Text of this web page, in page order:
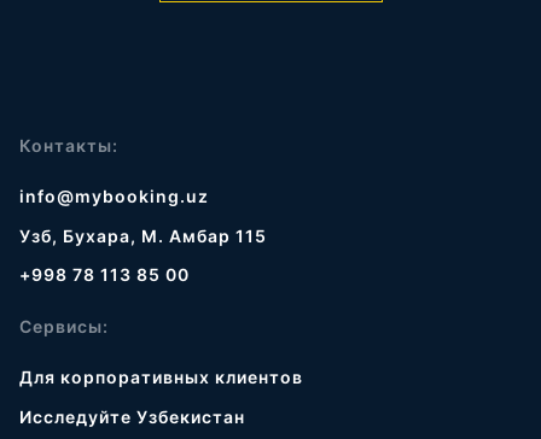
Контакты:
info@mybooking.uz
Узб, Бухара, М. Амбар 115
+998 78 113 85 00
Сервисы:
Для корпоративных клиентов
Исследуйте Узбекистан